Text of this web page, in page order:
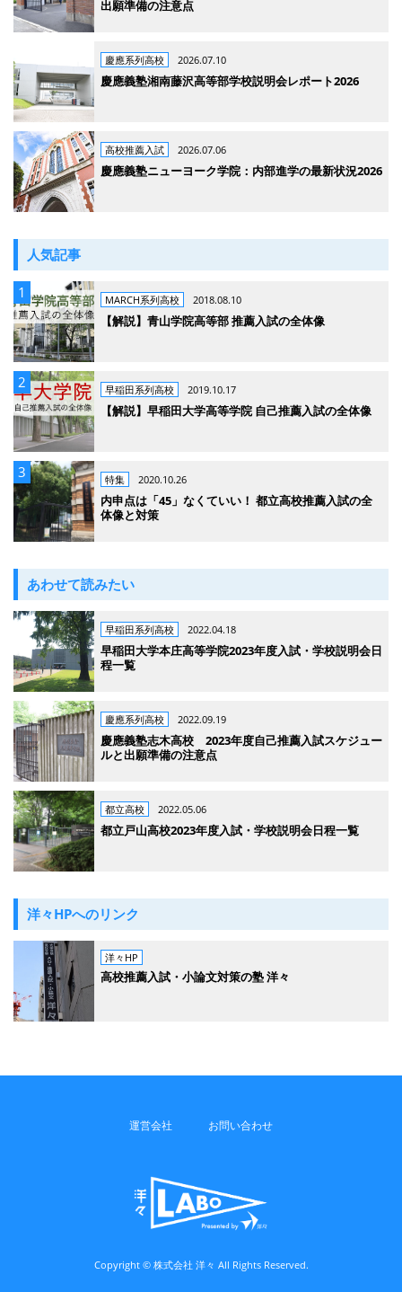
出願準備の注意点
慶應系列高校 2026.07.10
慶應義塾湘南藤沢高等部学校説明会レポート2026
高校推薦入試 2026.07.06
慶應義塾ニューヨーク学院：内部進学の最新状況2026
人気記事
MARCH系列高校 2018.08.10
【解説】青山学院高等部 推薦入試の全体像
早稲田系列高校 2019.10.17
【解説】早稲田大学高等学院 自己推薦入試の全体像
特集 2020.10.26
内申点は「45」なくていい！ 都立高校推薦入試の全
体像と対策
あわせて読みたい
早稲田系列高校 2022.04.18
早稲田大学本庄高等学院2023年度入試・学校説明会日
程一覧
慶應系列高校 2022.09.19
慶應義塾志木高校 2023年度自己推薦入試スケジュー
ルと出願準備の注意点
都立高校 2022.05.06
都立戸山高校2023年度入試・学校説明会日程一覧
洋々HPへのリンク
洋々HP
高校推薦入試・小論文対策の塾 洋々
運営会社 お問い合わせ
Copyright © 株式会社 洋々 All Rights Reserved.